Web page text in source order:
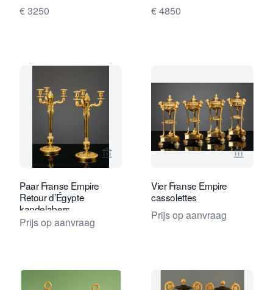
€ 3250 € 4850
Bekijk verkoperspagina van
Paar Franse Empire
Retour d’Égypte
kandelabers
Prijs op aanvraag
Bekijk
Vier Franse Empire
cassolettes
Prijs op aanvraag